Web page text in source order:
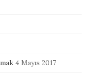
4 Mayıs 2017